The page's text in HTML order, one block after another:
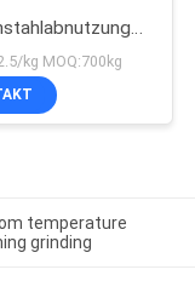
hoher Chrom-
Form-Stahl-
EB19047
kg MOQ:700kg
temperature
grinding